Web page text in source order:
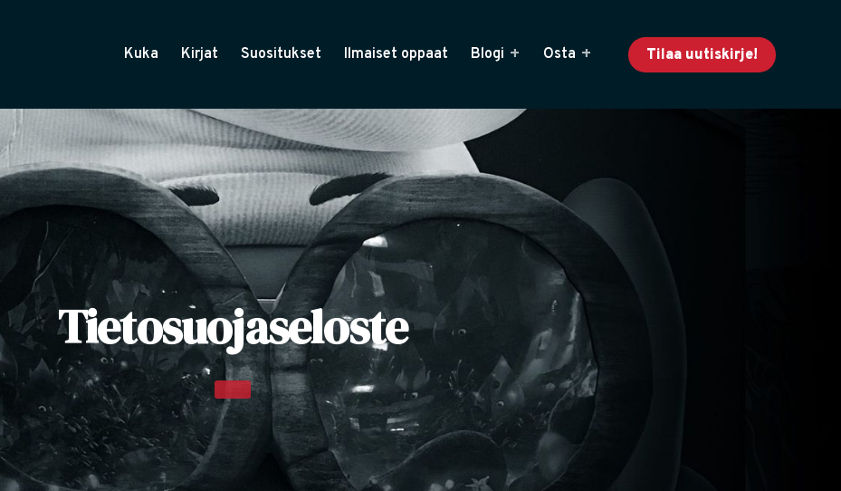
Kuka Kirjat Suositukset Ilmaiset oppaat Blogi Osta Tilaa uutiskirje!
Tietosuojaseloste